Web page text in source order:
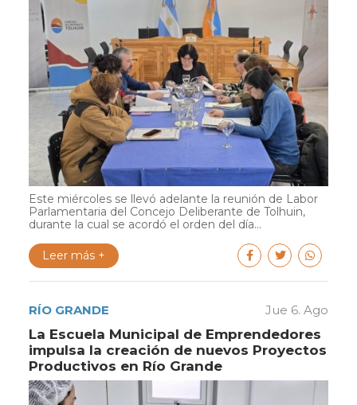
Este miércoles se llevó adelante la reunión de Labor
Parlamentaria del Concejo Deliberante de Tolhuin,
durante la cual se acordó el orden del día...
Leer más +
RÍO GRANDE Jue 6. Ago
La Escuela Municipal de Emprendedores
impulsa la creación de nuevos Proyectos
Productivos en Río Grande